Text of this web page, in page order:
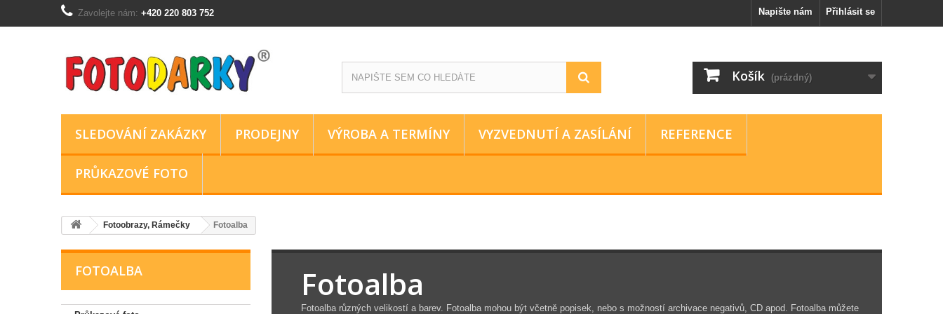
Přihlásit se
Napište nám
Zavolejte nám: +420 220 803 752
Košík (prázdný)
SLEDOVÁNÍ ZAKÁZKY PRODEJNY VÝROBA A TERMÍNY VYZVEDNUTÍ A ZASÍLÁNÍ REFERENCE
PRŮKAZOVÉ FOTO
Fotoobrazy, Rámečky Fotoalba
FOTOALBA Fotoalba
Fotoalba různých velikostí a barev. Fotoalba mohou být včetně popisek, nebo s možností archivace negativů, CD apod. Fotoalba můžete